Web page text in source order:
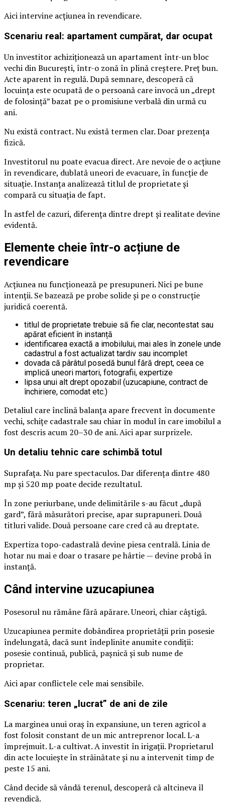
Aici intervine acțiunea în revendicare.
Scenariu real: apartament cumpărat, dar ocupat
Un investitor achiziționează un apartament într-un bloc
vechi din București, într-o zonă în plină creștere. Preț bun.
Acte aparent în regulă. După semnare, descoperă că
locuința este ocupată de o persoană care invocă un „drept
de folosință” bazat pe o promisiune verbală din urmă cu
ani.
Nu există contract. Nu există termen clar. Doar prezența
fizică.
Investitorul nu poate evacua direct. Are nevoie de o acțiune
în revendicare, dublată uneori de evacuare, în funcție de
situație. Instanța analizează titlul de proprietate și
compară cu situația de fapt.
În astfel de cazuri, diferența dintre drept și realitate devine
evidentă.
Elemente cheie într-o acțiune de
revendicare
Acțiunea nu funcționează pe presupuneri. Nici pe bune
intenții. Se bazează pe probe solide și pe o construcție
juridică coerentă.
titlul de proprietate trebuie să fie clar, necontestat sau
apărat eficient în instanță
identificarea exactă a imobilului, mai ales în zonele unde
cadastrul a fost actualizat tardiv sau incomplet
dovada că pârâtul posedă bunul fără drept, ceea ce
implică uneori martori, fotografii, expertize
lipsa unui alt drept opozabil (uzucapiune, contract de
închiriere, comodat etc.)
Detaliul care înclină balanța apare frecvent în documente
vechi, schițe cadastrale sau chiar în modul în care imobilul a
fost descris acum 20–30 de ani. Aici apar surprizele.
Un detaliu tehnic care schimbă totul
Suprafața. Nu pare spectaculos. Dar diferența dintre 480
mp și 520 mp poate decide rezultatul.
În zone periurbane, unde delimitările s-au făcut „după
gard”, fără măsurători precise, apar suprapuneri. Două
titluri valide. Două persoane care cred că au dreptate.
Expertiza topo-cadastrală devine piesa centrală. Linia de
hotar nu mai e doar o trasare pe hârtie — devine probă în
instanță.
Când intervine uzucapiunea
Posesorul nu rămâne fără apărare. Uneori, chiar câștigă.
Uzucapiunea permite dobândirea proprietății prin posesie
îndelungată, dacă sunt îndeplinite anumite condiții:
posesie continuă, publică, pașnică și sub nume de
proprietar.
Aici apar conflictele cele mai sensibile.
Scenariu: teren „lucrat” de ani de zile
La marginea unui oraș în expansiune, un teren agricol a
fost folosit constant de un mic antreprenor local. L-a
împrejmuit. L-a cultivat. A investit în irigații. Proprietarul
din acte locuiește în străinătate și nu a intervenit timp de
peste 15 ani.
Când decide să vândă terenul, descoperă că altcineva îl
revendică.